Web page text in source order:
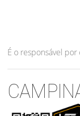
É o responsável por